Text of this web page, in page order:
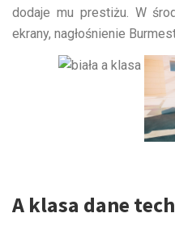
dodaje mu prestiżu. W
ekrany, nagłośnienie
A klasa dane